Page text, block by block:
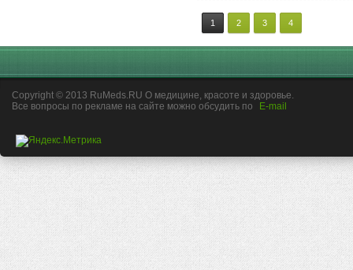
1 2 3 4
Copyright © 2013 RuMeds.RU О медицине, красоте и здоровье.
Все вопросы по рекламе на сайте можно обсудить по
E-mail